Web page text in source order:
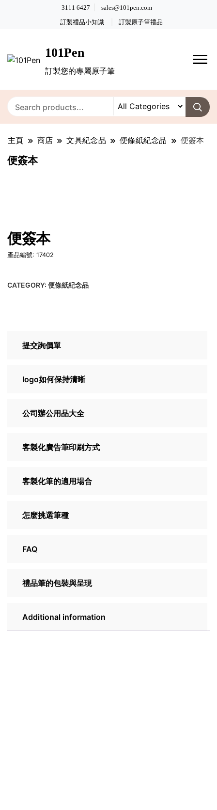
3111 6427 sales@101pen.com
訂製禮品小知識 訂製原子筆禮品
101Pen
訂製您的專屬原子筆
主頁 商店 文具紀念品 便條紙紀念品 便簽本
便簽本
便簽本
產品編號: 17402
CATEGORY: 便條紙紀念品
提交詢價單
logo如何保持清晰
公司辦公用品大全
客製化廣告筆印刷方式
客製化筆的適用場合
怎麼挑選筆種
FAQ
禮品筆的包裝與呈現
Additional information